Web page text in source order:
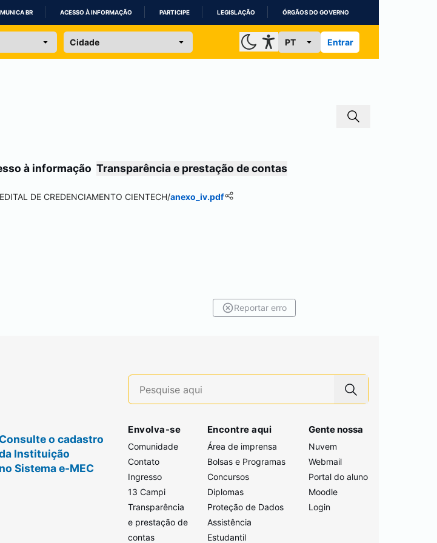
IR
BR ACESSO À INFORMAÇÃO PARTICIPE LEGISLAÇÃO ÓRGÃOS DO GOVERNO
Entrar
à informação Transparência e prestação de contas
EDITAL DE CREDENCIAMENTO CIENTECH/anexo_iv.pdf
Reportar erro
Consulte o cadastro
Instituição
no Sistema e-MEC
Envolva-se
Comunidade
Contato
Ingresso
13 Campi
Transparência
e prestação de
contas
Encontre aqui
Área de imprensa
Bolsas e Programas
Concursos
Diplomas
Proteção de Dados
Assistência
Estudantil
Gente nossa
Nuvem
Webmail
Portal do aluno
Moodle
Login